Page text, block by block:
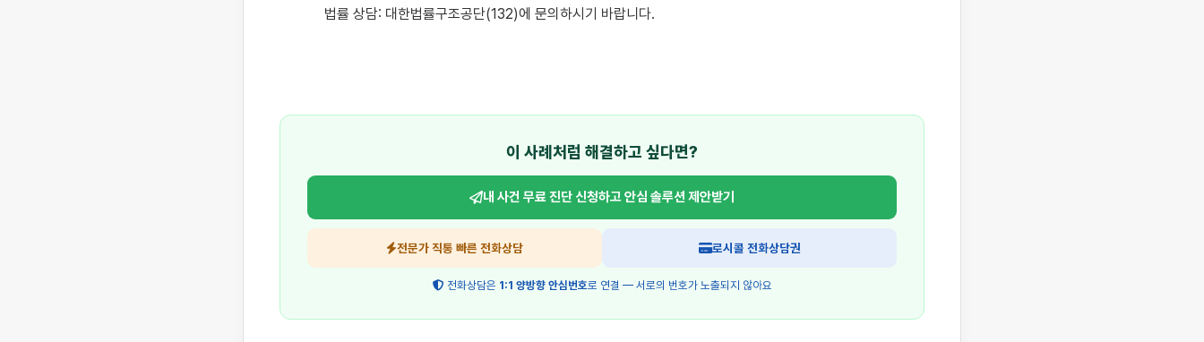
법률 상담: 대한법률구조공단(132)에 문의하시기 바랍니다.
이 사례처럼 해결하고 싶다면?
내 사건 무료 진단 신청하고안심 솔루션 제안받기
전문가 직통 빠른 전화상담 로시콜 전화상담권
전화상담은 1:1 양방향 안심번호로 연결 — 서로의 번호가 노출되지 않아요